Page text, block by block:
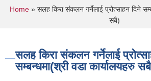
You are here
Home » सलह किरा संकलन गर्नेलाई प्रोत्साहन दिने
सबै)
सलह किरा संकलन गर्नेलाई
सम्बन्धमा(श्री वडा कार्यालयहरु